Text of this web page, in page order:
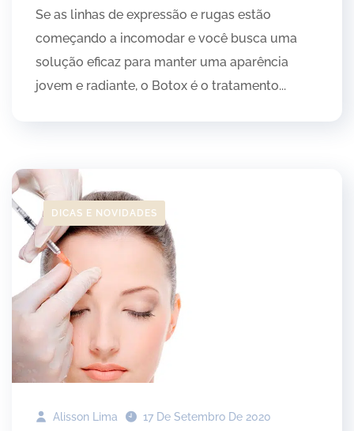
Se as linhas de expressão e rugas estão
começando a incomodar e você busca uma
solução eficaz para manter uma aparência
jovem e radiante, o Botox é o tratamento...
DICAS E NOVIDADES
Alisson Lima
17 De Setembro De 2020